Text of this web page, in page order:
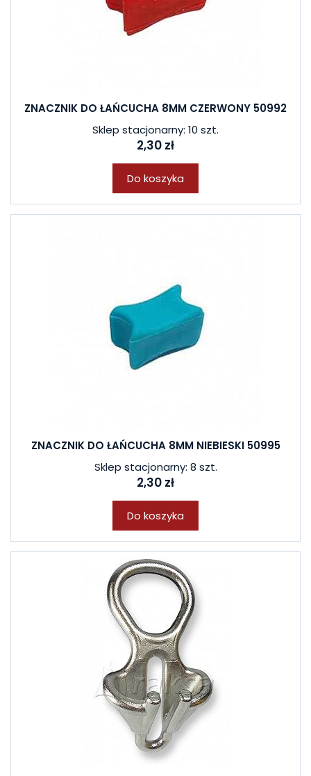
ZNACZNIK DO ŁAŃCUCHA 8MM CZERWONY 50992
Sklep stacjonarny: 10 szt.
2,30 zł
Do koszyka
ZNACZNIK DO ŁAŃCUCHA 8MM NIEBIESKI 50995
Sklep stacjonarny: 8 szt.
2,30 zł
Do koszyka